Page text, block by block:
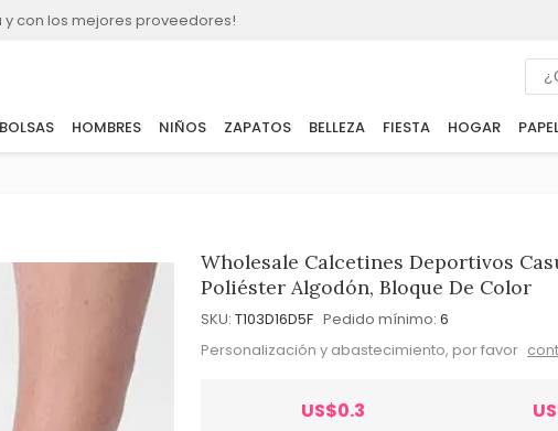
y con los mejores proveedores!
BOLSAS HOMBRES NIÑOS ZAPATOS BELLEZA FIESTA HOGAR
Wholesale Calcetines Deportivos
Poliéster Algodón, Bloque De Color
SKU: T103D16D5F Pedido mínimo: 6
Personalización y abastecimiento, por favor
US$0.3